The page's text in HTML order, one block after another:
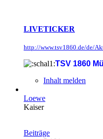
LIVETICKER
http://www.tsv1860.de/de/
TSV 1860
Inhalt melden
Loewe
Kaiser
Beiträge